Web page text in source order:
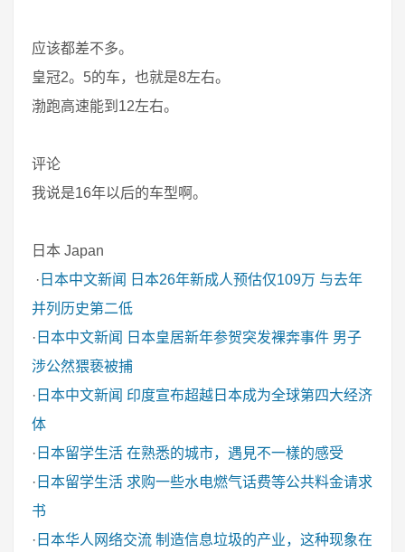
应该都差不多。
皇冠2。5的车，也就是8左右。
渤跑高速能到12左右。
评论
我说是16年以后的车型啊。
日本 Japan
· 日本中文新闻
日本26年新成人预估仅109万 与去年
并列历史第二低
· 日本中文新闻
日本皇居新年参贺突发裸奔事件 男子
涉公然猥亵被捕
· 日本中文新闻 印度宣布超越日本成为全球第四大经济
体
· 日本留学生活 在熟悉的城市，遇見不一樣的感受
· 日本留学生活 求购一些水电燃气话费等公共料金请求
书
· 日本华人网络交流 制造信息垃圾的产业，这种现象在